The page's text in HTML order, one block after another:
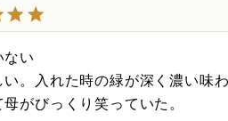
ない
い。入れた時の緑が深く濃い味
母がびっくり笑っていた。